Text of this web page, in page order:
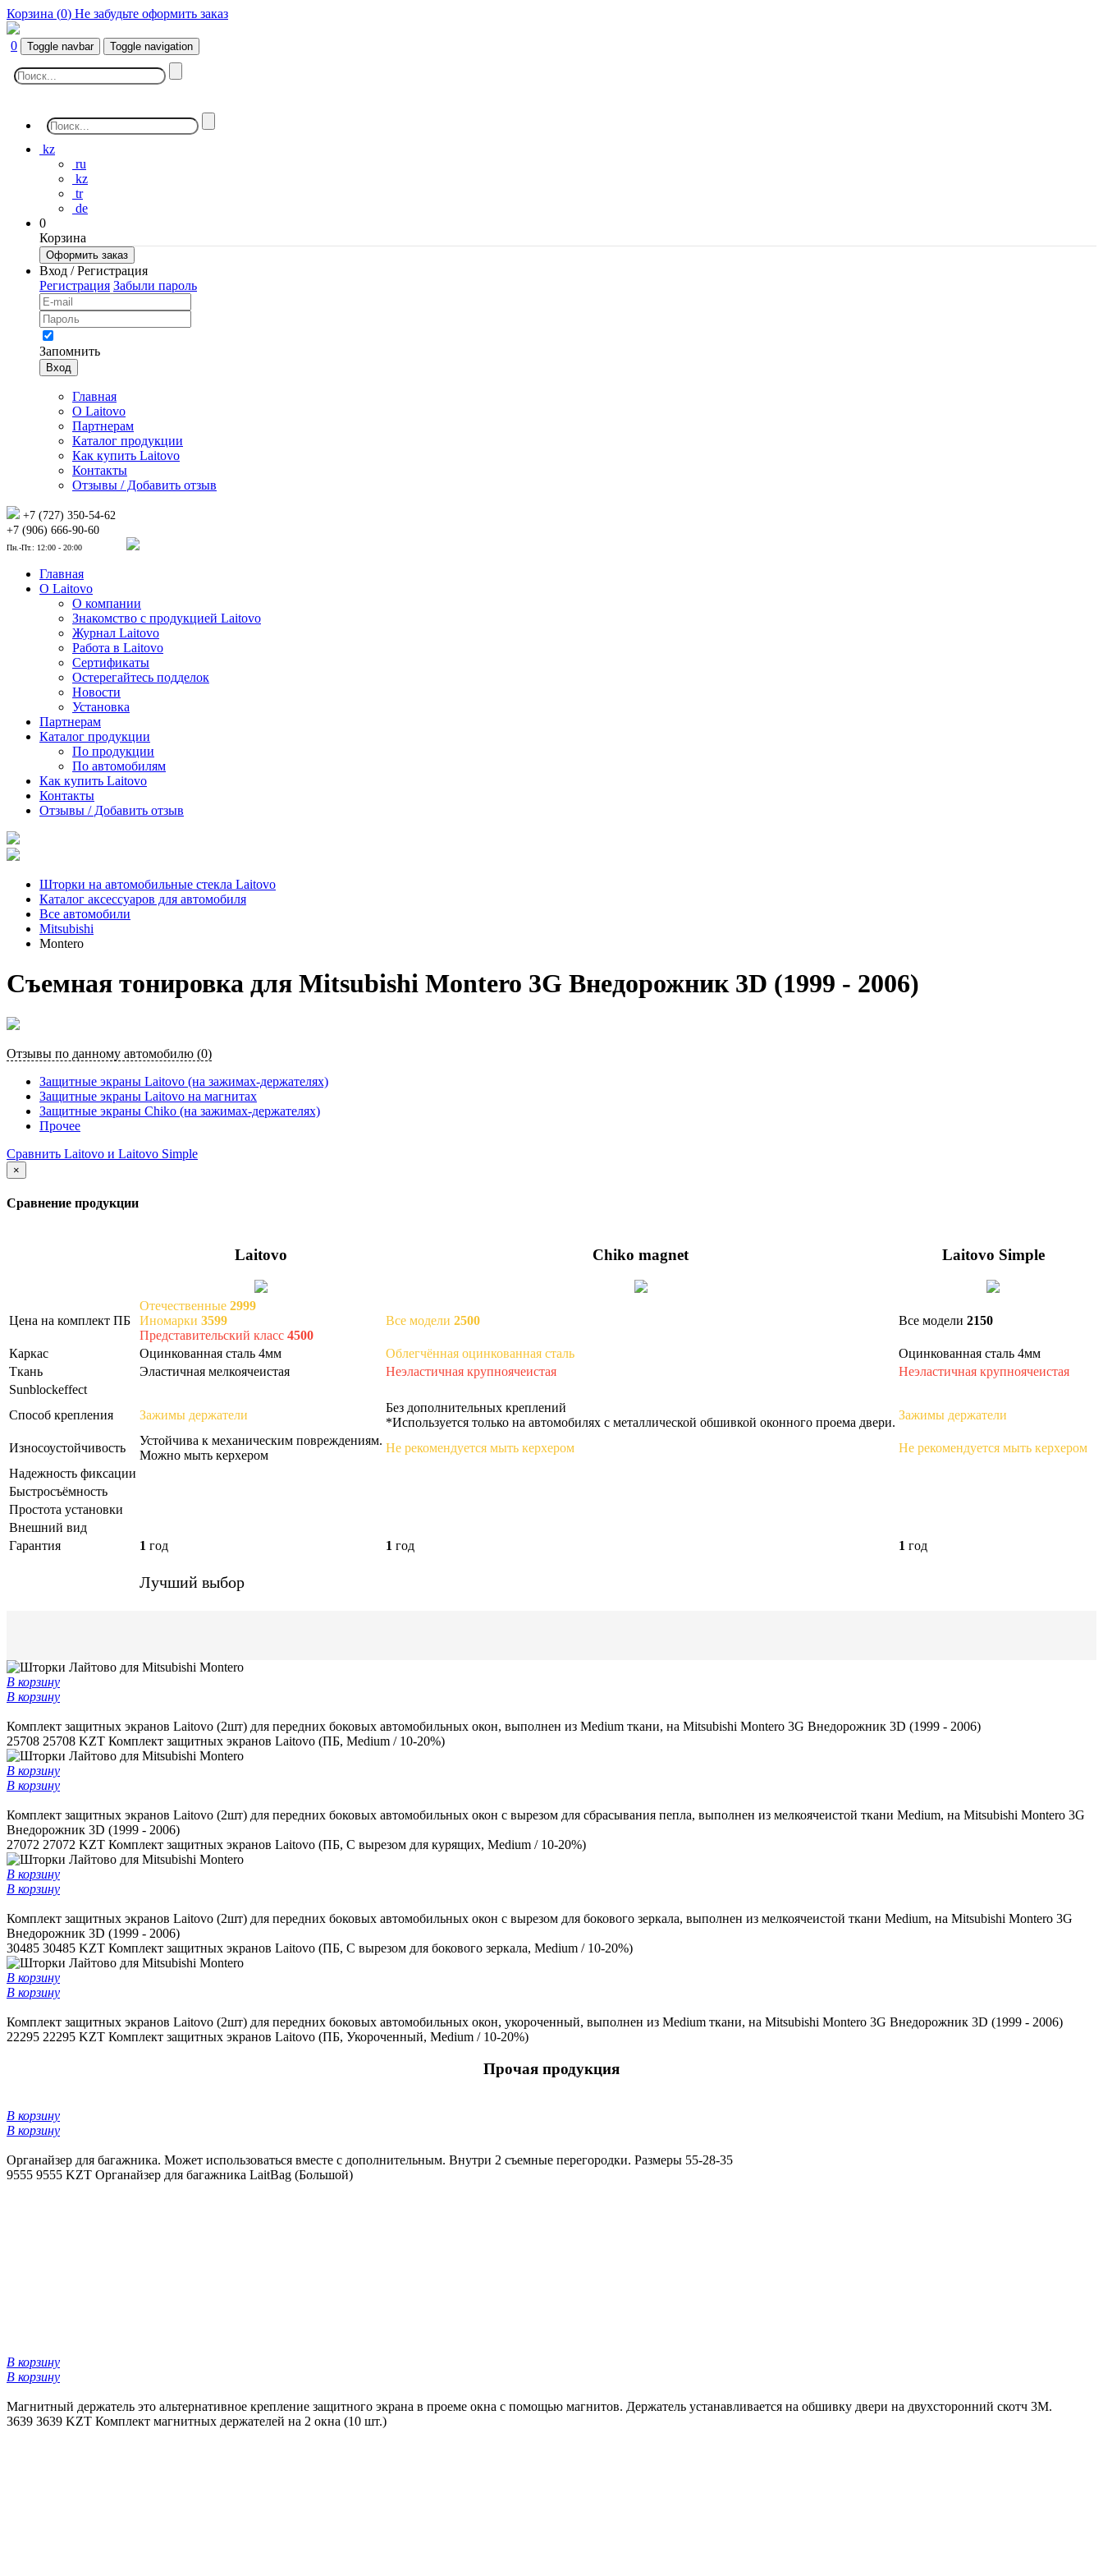
Корзина (0) Не забудьте оформить заказ
0 Toggle navbar Toggle navigation
kz
ru
kz
tr
de
0
Корзина
Оформить заказ
Вход / Регистрация
Регистрация Забыли пароль
Запомнить
Вход
Главная
О Laitovo
Партнерам
Каталог продукции
Как купить Laitovo
Контакты
Отзывы / Добавить отзыв
+7 (727) 350-54-62
+7 (906) 666-90-60
Пн.-Пт.: 12:00 - 20:00
Главная
О Laitovo
О компании
Знакомство с продукцией Laitovo
Журнал Laitovo
Работа в Laitovo
Сертификаты
Остерегайтесь подделок
Новости
Установка
Партнерам
Каталог продукции
По продукции
По автомобилям
Как купить Laitovo
Контакты
Отзывы / Добавить отзыв
Шторки на автомобильные стекла Laitovo
Каталог аксессуаров для автомобиля
Все автомобили
Mitsubishi
Montero
Съемная тонировка для Mitsubishi Montero 3G Внедорожник 3D (1999 - 2006)
Отзывы по данному автомобилю (0)
Защитные экраны Laitovo (на зажимах-держателях)
Защитные экраны Laitovo на магнитах
Защитные экраны Chiko (на зажимах-держателях)
Прочее
Сравнить Laitovo и Laitovo Simple
×
Сравнение продукции
Laitovo Chiko magnet Laitovo Simple
Цена на комплект ПБ
Отечественные 2999
Иномарки 3599
Представительский класс 4500
Все модели 2500 Все модели 2150
Каркас Оцинкованная сталь 4мм Облегчённая оцинкованная сталь
Оцинкованная сталь 4мм
Ткань
Эластичная мелкоячеистая Неэластичная крупноячеистая
Неэластичная крупноячеистая
Sunblockeffect
Способ крепления
Зажимы держатели
Без дополнительных креплений
*Используется только на автомобилях с металлической обшивкой оконного проема двери.
Зажимы держатели
Износоустойчивость
Устойчива к механическим повреждениям.
Можно мыть керхером
Не рекомендуется мыть керхером
Не рекомендуется мыть керхером
Надежность фиксации
Быстросъёмность
Простота установки
Внешний вид
Гарантия
1 год 1 год 1 год
Лучший выбор
В корзину
В корзину
Комплект защитных экранов Laitovo (2шт) для передних боковых автомобильных окон, выполнен из Medium ткани, на Mitsubishi Montero 3G Внедорожник 3D (1999 - 2006)
25708 25708 KZT Комплект защитных экранов Laitovo (ПБ, Medium / 10-20%)
В корзину
В корзину
Комплект защитных экранов Laitovo (2шт) для передних боковых автомобильных окон c вырезом для сбрасывания пепла, выполнен из мелкоячеистой ткани Medium, на Mitsubishi Montero 3G
Внедорожник 3D (1999 - 2006)
27072 27072 KZT Комплект защитных экранов Laitovo (ПБ, С вырезом для курящих, Medium / 10-20%)
В корзину
В корзину
Комплект защитных экранов Laitovo (2шт) для передних боковых автомобильных окон с вырезом для бокового зеркала, выполнен из мелкоячеистой ткани Medium, на Mitsubishi Montero 3G
Внедорожник 3D (1999 - 2006)
30485 30485 KZT Комплект защитных экранов Laitovo (ПБ, С вырезом для бокового зеркала, Medium / 10-20%)
В корзину
В корзину
Комплект защитных экранов Laitovo (2шт) для передних боковых автомобильных окон, укороченный, выполнен из Medium ткани, на Mitsubishi Montero 3G Внедорожник 3D (1999 - 2006)
22295 22295 KZT Комплект защитных экранов Laitovo (ПБ, Укороченный, Medium / 10-20%)
Прочая продукция
В корзину
В корзину
Органайзер для багажника. Может использоваться вместе с дополнительным. Внутри 2 съемные перегородки. Размеры 55-28-35
9555 9555 KZT Органайзер для багажника LaitBag (Большой)
В корзину
В корзину
Магнитный держатель это альтернативное крепление защитного экрана в проеме окна с помощью магнитов. Держатель устанавливается на обшивку двери на двухсторонний скотч 3М.
3639 3639 KZT Комплект магнитных держателей на 2 окна (10 шт.)